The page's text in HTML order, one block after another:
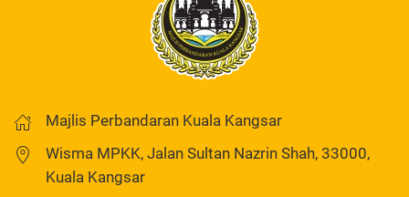
Majlis Perbandaran Kuala Kangsar
Wisma MPKK, Jalan Sultan Nazrin Shah, 33000,
Kuala Kangsar